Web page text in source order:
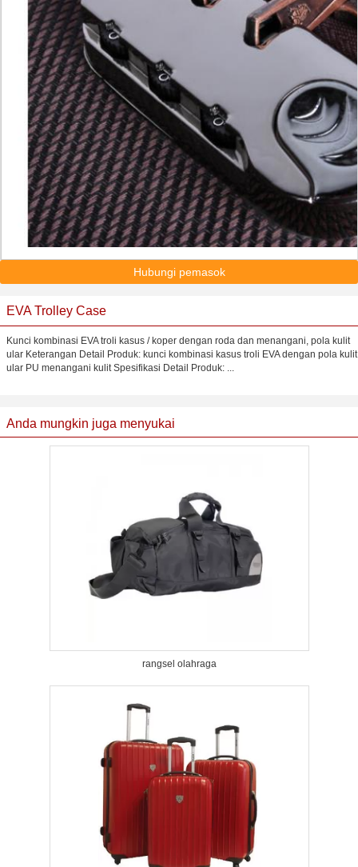
Hubungi pemasok
EVA Trolley Case
Kunci kombinasi EVA troli kasus / koper dengan roda dan menangani, pola kulit
ular Keterangan Detail Produk: kunci kombinasi kasus troli EVA dengan pola kulit
ular PU menangani kulit Spesifikasi Detail Produk: ...
Anda mungkin juga menyukai
rangsel olahraga